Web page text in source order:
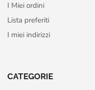
I Miei ordini
Lista preferiti
I miei indirizzi
CATEGORIE